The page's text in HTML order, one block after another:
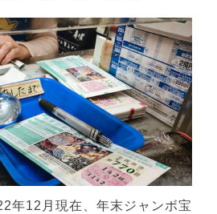
年12月現在、年末ジャンボ宝